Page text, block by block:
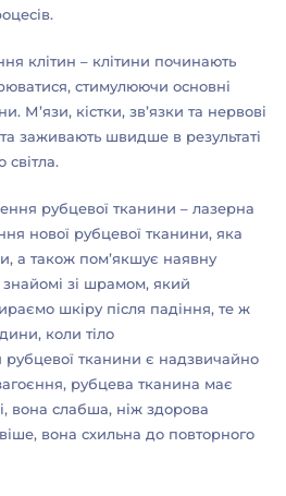
клітин – клітини починають
стимулюючи основні
М’язи, кістки, зв’язки та нервові
заживають швидше в результаті
світла.
рубцевої тканини – лазерна
нової рубцевої тканини, яка
а також пом’якшує наявну
зі шрамом, який
шкіру після падіння, те ж
коли тіло
тканини є надзвичайно
рубцева тканина має
вона слабша, ніж здорова
вона схильна до повторного